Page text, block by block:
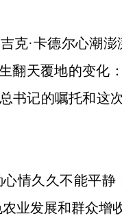
克·卡德尔心潮
翻天覆地的变化
书记的嘱托和这
情久久不能平静
业发展和群众增